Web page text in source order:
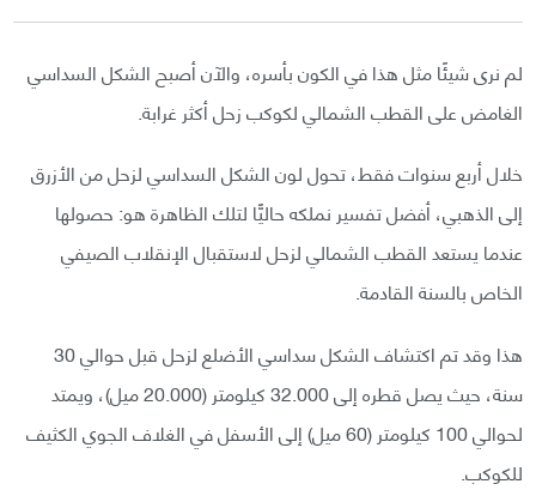
لم نرى شيئًا مثل هذا في الكون بأسره، والآن أصبح الشكل السداسي
الغامض على القطب الشمالي لكوكب زحل أكثر غرابة.
خلال أربع سنوات فقط، تحول لون الشكل السداسي لزحل من الأزرق
إلى الذهبي، أفضل تفسير نملكه حاليًّا لتلك الظاهرة هو: حصولها
عندما يستعد القطب الشمالي لزحل لاستقبال الإنقلاب الصيفي
الخاص بالسنة القادمة.
هذا وقد تم اكتشاف الشكل سداسي الأضلع لزحل قبل حوالي 30
سنة، حيث يصل قطره إلى 32.000 كيلومتر (20.000 ميل)، ويمتد
لحوالي 100 كيلومتر (60 ميل) إلى الأسفل في الغلاف الجوي الكثيف
للكوكب.